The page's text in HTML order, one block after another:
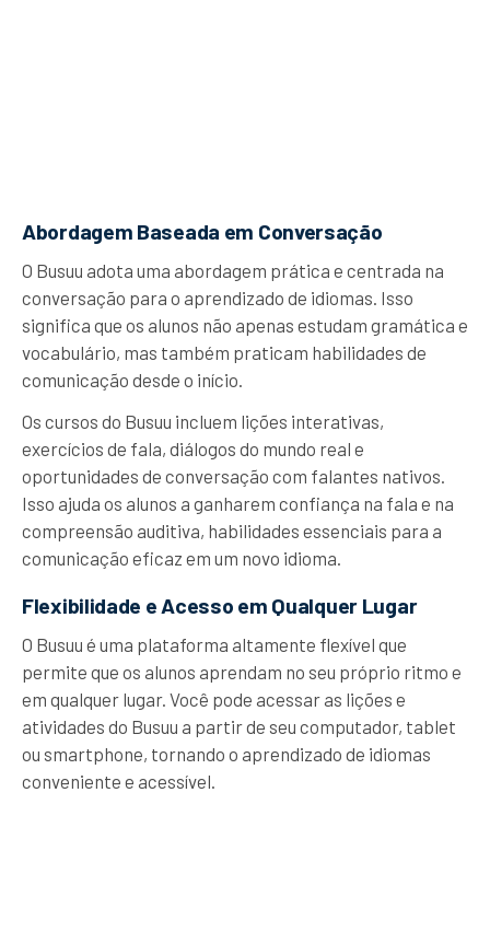
Abordagem Baseada em Conversação
O Busuu adota uma abordagem prática e centrada na
conversação para o aprendizado de idiomas. Isso
significa que os alunos não apenas estudam gramática e
vocabulário, mas também praticam habilidades de
comunicação desde o início.
Os cursos do Busuu incluem lições interativas,
exercícios de fala, diálogos do mundo real e
oportunidades de conversação com falantes nativos.
Isso ajuda os alunos a ganharem confiança na fala e na
compreensão auditiva, habilidades essenciais para a
comunicação eficaz em um novo idioma.
Flexibilidade e Acesso em Qualquer Lugar
O Busuu é uma plataforma altamente flexível que
permite que os alunos aprendam no seu próprio ritmo e
em qualquer lugar. Você pode acessar as lições e
atividades do Busuu a partir de seu computador, tablet
ou smartphone, tornando o aprendizado de idiomas
conveniente e acessível.